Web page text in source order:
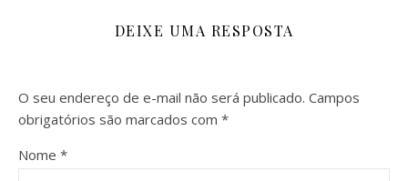
DEIXE UMA RESPOSTA
O seu endereço de e-mail não será publicado. Campos
obrigatórios são marcados com *
Nome *